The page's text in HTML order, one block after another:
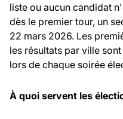
liste ou aucun candidat
dès le premier tour, un
22 mars 2026. Les
les résultats par ville
lors de chaque soirée
À quoi servent les